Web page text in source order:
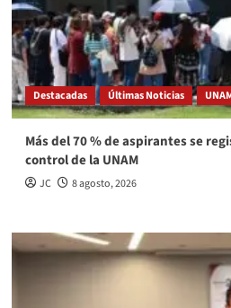
Destacadas Últimas Noticias
Más del 70 % de aspirantes se
control de la UNAM
JC 8 agosto, 2026